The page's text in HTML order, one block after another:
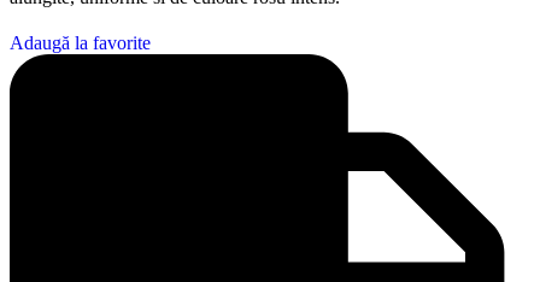
Adaugă la favorite